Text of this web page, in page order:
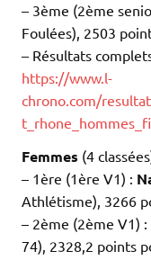
– 3ème (2ème
Foulées), 2503
– Résultats
https://www.l-
chrono.com/
Femmes (4
– 1ère (1ère V1) :
Athlétisme), 3266
– 2ème (2ème V1) :
74), 2328,2 points